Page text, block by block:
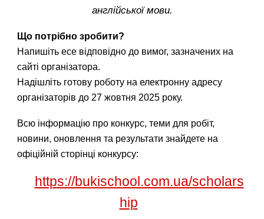
англійської мови.
Що потрібно зробити?
Напишіть есе відповідно до вимог, зазначених на
сайті організатора.
Надішліть готову роботу на електронну адресу
організаторів до 27 жовтня 2025 року.
Всю інформацію про конкурс, теми для робіт,
новини, оновлення та результати знайдете на
офіційній сторінці конкурсу:
https://bukischool.com.ua/scholars
hip